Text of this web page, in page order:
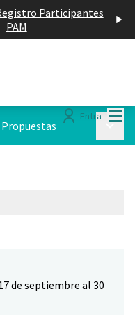
Participantes
PAM
Entra
Propuestas
de septiembre al 30